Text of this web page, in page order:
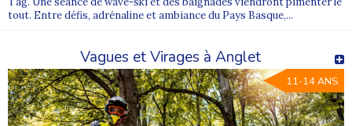
tout. Entre défis, adrénaline et ambiance du Pays Basque,...
Vagues et Virages à Anglet
11-14 ANS